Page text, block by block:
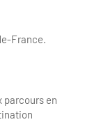
France.
parcours en